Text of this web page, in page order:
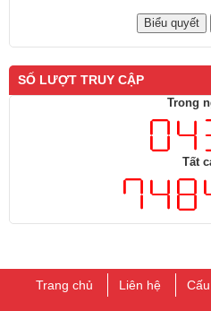
SỐ LƯỢT TRUY CẬP
Trong
Tất
Trang chủ Liên hệ